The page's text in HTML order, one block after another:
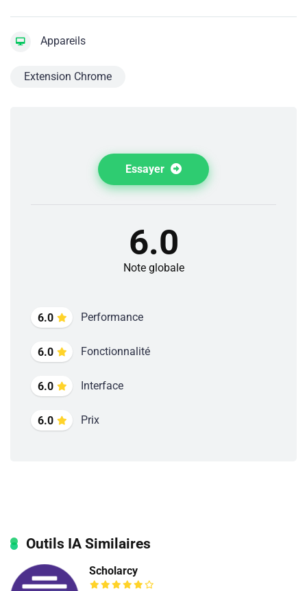
Appareils
Extension Chrome
Essayer
6.0 Performance
6.0 Fonctionnalité
6.0 Interface
6.0 Prix
6.0
Note globale
Outils IA Similaires
Scholarcy